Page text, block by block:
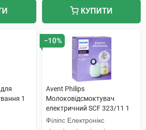
КУПИТИ
1
−10%
Avent Philips
Молоковідсмоктувач
електричний SCF 323/11 1
шт
Філіпс Електронікс